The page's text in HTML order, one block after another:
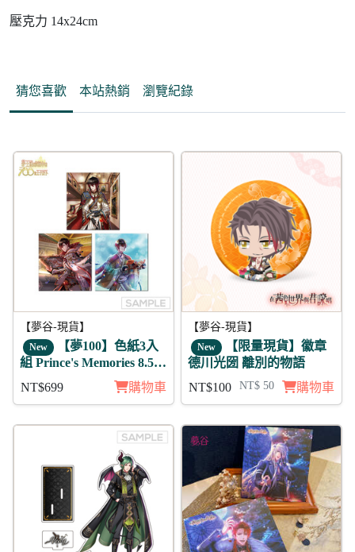
壓克力 14x24cm
猜您喜歡 本站熱銷 瀏覽紀錄
【夢谷-現貨】
New 【夢100】色紙3入
組 Prince's Memories 8.5周
NT$699 購物車
5折
【夢谷-現貨】
New 【限量現貨】徽章
德川光圀 離別的物語
NT$100
NT$ 50 購物車